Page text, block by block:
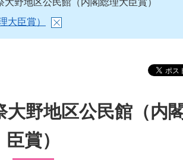
野地区公民館（内閣総理大臣賞）
大臣賞）
野地区公民館（内
臣賞）